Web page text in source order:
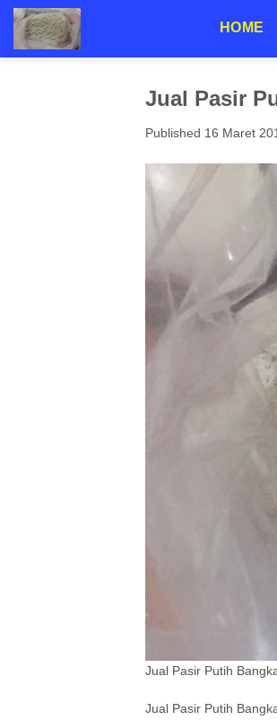
Skip
content
HOME
Jual Pasir
Published 16 Maret
Jual Pasir Putih
Jual Pasir Putih